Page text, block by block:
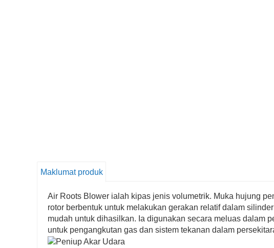
Maklumat produk
Air Roots Blower ialah kipas jenis volumetrik. Muka hujung
rotor berbentuk untuk melakukan gerakan relatif dalam
mudah untuk dihasilkan. Ia digunakan secara meluas dalam
untuk pengangkutan gas dan sistem tekanan dalam